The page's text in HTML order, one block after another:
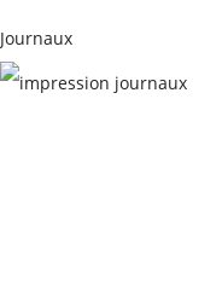
Journaux